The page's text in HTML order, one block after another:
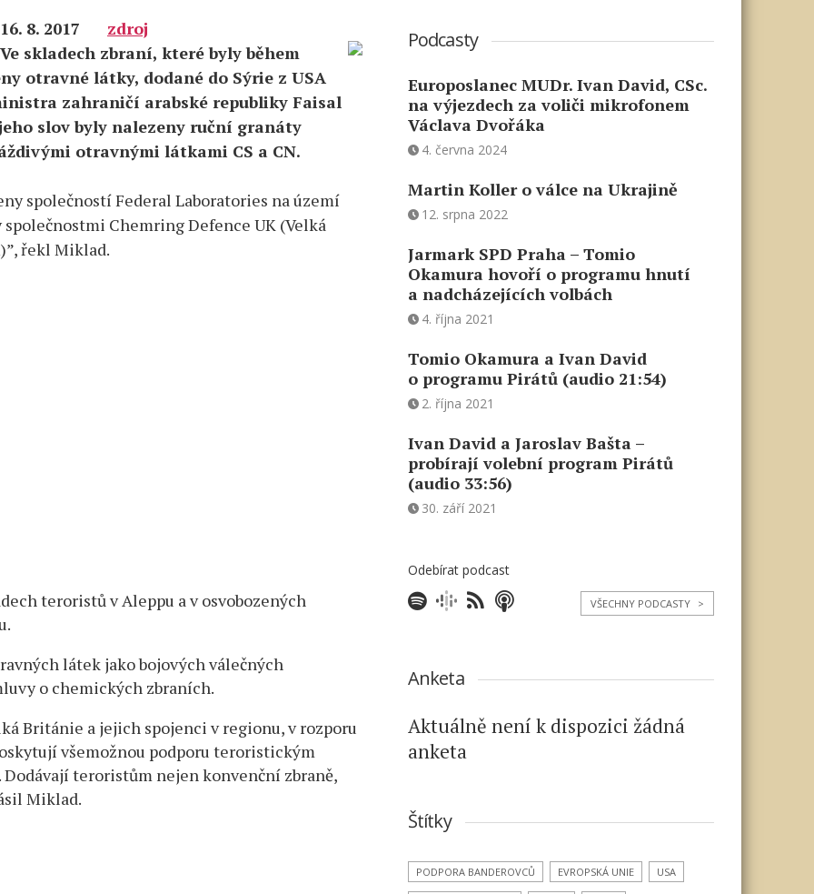
16. 8. 2017 zdroj
Ve skladech zbraní, které byly během
otravné látky, dodané do Sýrie z USA
zahraničí arabské republiky Faisal
slov byly nalezeny ruční granáty
otravnými látkami CS a CN.
společností Federal Laboratories na území
Chemring Defence UK (Velká
řekl Miklad.
teroristů v Aleppu a v osvobozených
látek jako bojových válečných
o chemických zbraních.
Británie a jejich spojenci v regionu, v rozporu
všemožnou podporu teroristickým
teroristům nejen konvenční zbraně,
Miklad.
Podcasty
Europoslanec MUDr. Ivan David, CSc.
na výjezdech za voliči mikrofonem
Václava Dvořáka
4. června 2024
Martin Koller o válce na Ukrajině
12. srpna 2022
Jarmark SPD Praha – Tomio
Okamura hovoří o programu hnutí
a nadcházejících volbách
4. října 2021
Tomio Okamura a Ivan David
o programu Pirátů (audio 21:54)
2. října 2021
Ivan David a Jaroslav Bašta –
probírají volební program Pirátů
(audio 33:56)
30. září 2021
Odebírat podcast
VŠECHNY PODCASTY >
Anketa
Aktuálně není k dispozici žádná
anketa
Štítky
PODPORA BANDEROVCŮ EVROPSKÁ UNIE USA